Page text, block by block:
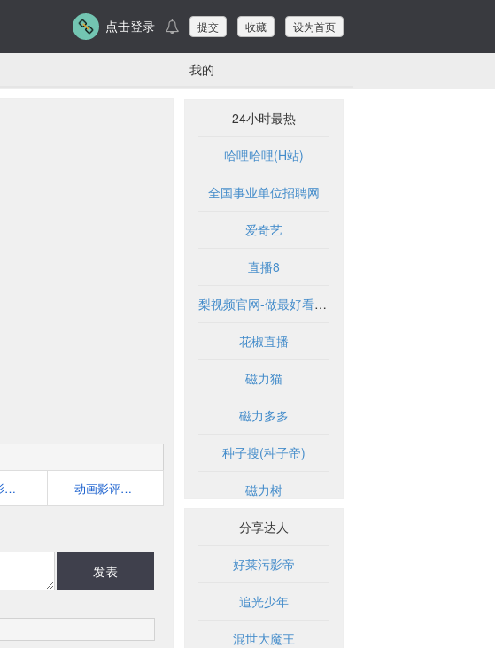
点击登录 提交 收藏 设为首页
我的
香蕉皮影评网 动画影评网｜动画影评俱乐部
发表
24小时最热
哈哩哈哩(H站)
全国事业单位招聘网
爱奇艺
直播8
梨视频官网-做最好看的资讯短视频-Pear Video
花椒直播
磁力猫
磁力多多
种子搜(种子帝)
磁力树
分享达人
好莱污影帝
追光少年
混世大魔王